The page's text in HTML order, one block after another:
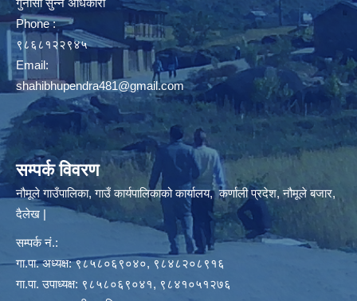
गुनासो सुन्ने अधिकारी
Phone :
९८६८१२२९४५
Email:
shahibhupendra481@gmail.com
सम्पर्क विवरण
नौमूले गाउँपालिका, गाउँ कार्यपालिकाको कार्यालय, कर्णाली प्रदेश, नौमूले बजार,
दैलेख |
सम्पर्क नं.:
गा.पा. अध्यक्ष: ९८५८०६९०४०, ९८४८२०८९१६
गा.पा. उपाध्यक्ष: ९८५८०६९०४१, ९८४१०५१२७६